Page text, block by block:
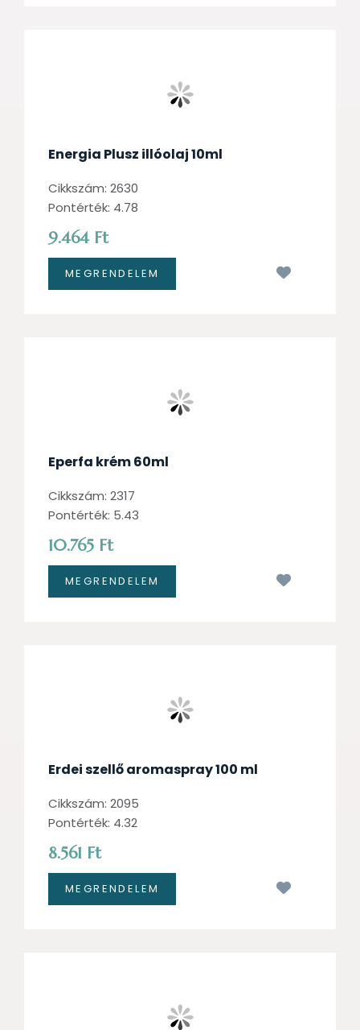
Energia Plusz illóolaj 10ml
Cikkszám: 2630
Pontérték: 4.78
9.464 Ft
Eperfa krém 60ml
Cikkszám: 2317
Pontérték: 5.43
10.765 Ft
Erdei szellő aromaspray 100 ml
Cikkszám: 2095
Pontérték: 4.32
8.561 Ft